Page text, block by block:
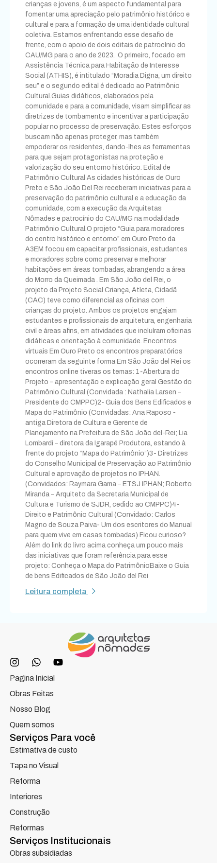
crianças e jovens, é um aspecto fundamental para
fomentar uma apreciação pelo patrimônio histórico e
cultural e para a formação de uma identidade cultural
coletiva. Estamos enfrentando esse desafio de
frente, com o apoio de dois editais de patrocínio do
CAU/MG para o ano de 2023. O primeiro, focado em
Assistência Técnica para Habitação de Interesse
Social (ATHIS), é intitulado “Moradia Digna, um direito
seu” e o segundo edital é dedicado ao Patrimônio
Cultural.Guias didáticos, elaborados pela
comunidade e para a comunidade, visam simplificar as
diretrizes de tombamento e incentivar a participação
popular no processo de preservação. Estes esforços
buscam não apenas proteger, mas também
empoderar os residentes, dando-lhes as ferramentas
para que sejam protagonistas na proteção e
valorização do seu entorno histórico. Edital de
Patrimônio Cultural As cidades históricas de Ouro
Preto e São João Del Rei receberam iniciativas para a
preservação do patrimônio cultural e a educação da
comunidade, com a execução da Arquitetas
Nômades e patrocínio do CAU/MG na modalidade
Patrimônio Cultural.O projeto “Guia para moradores
do centro histórico e entorno” em Ouro Preto da
A3EM focou em capacitar profissionais, estudantes
e moradores sobre como preservar e melhorar
habitações em áreas tombadas, abrangendo a área
do Morro da Queimada . Em São João del Rei, o
projeto da Projeto Social Criança, Atleta, Cidadã
(CAC) teve como diferencial as oficinas com
crianças do projeto. Ambos os projetos engajam
estudantes e profissionais de arquitetura, engenharia
civil e áreas afins, em atividades que incluíram oficinas
didáticas e orientação à comunidade. Encontros
virtuais Em Ouro Preto os encontros preparatórios
ocorreram da seguinte forma Em São João del Rei os
encontros online tiveras os temas: 1-Abertura do
Projeto – apresentação e explicação geral Gestão do
Patrimônio Cultural (Convidada : Nathalia Larsen –
Presidente do CMPPC)2- Guia dos Bens Edificados e
Mapa do Patrimônio (Convidadas: Ana Raposo -
antiga Diretora de Cultura e Gerente de
Planejamento na Prefeitura de São João del-Rei; Lia
Lombardi – diretora da Igarapé Produtora, estando à
frente do projeto “Mapa do Patrimônio”)3- Diretrizes
do Conselho Municipal de Preservação ao Patrimônio
Cultural e aprovação de projetos no IPHAN.
(Convidados: Raymara Gama – ETSJ IPHAN; Roberto
Miranda – Arquiteto da Secretaria Municipal de
Cultura e Turismo de SJDR, cedido ao CMPPC)4-
Direito e Patrimônio Cultural (Convidado: Carlos
Magno de Souza Paiva- Um dos escritores do Manual
para quem vive em casas tombadas) Ficou curioso?
Além do link do livro acima conheça um pouco mais
das iniciativas que foram referência para esse
projeto: Conheça o Mapa do PatrimônioBaixe o Guia
de bens Edificados de São João del Rei
Leitura completa
Pagina Inicial
Obras Feitas
Nosso Blog
Quem somos
Serviços Para você
Estimativa de custo
Tapa no Visual
Reforma
Interiores
Construção
Reformas
Serviços Institucionais
Obras subsidiadas